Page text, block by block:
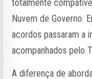
totalmente
Nuvem de Governo.
acordos passaram a
acompanhados pelo
A diferença de